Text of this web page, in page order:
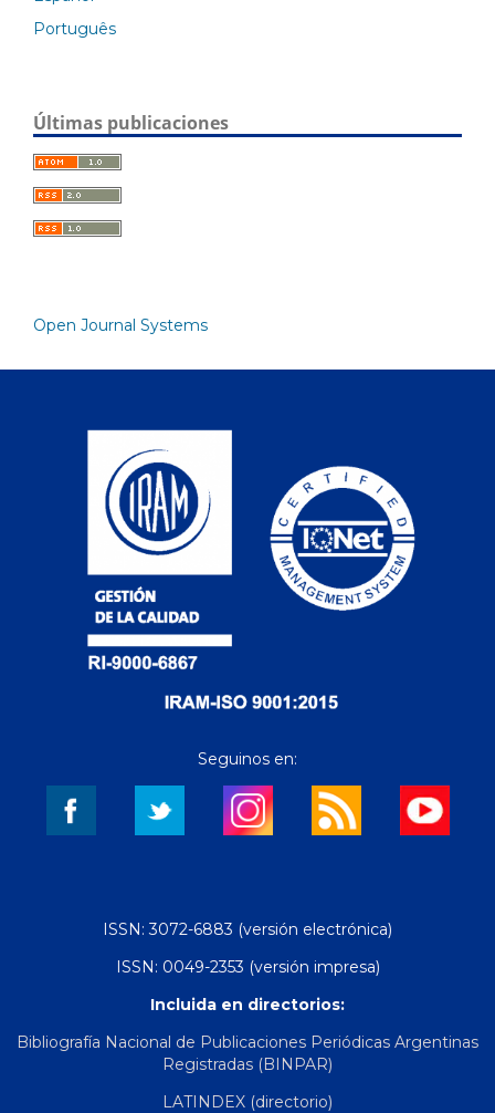
Português
Últimas publicaciones
Open Journal Systems
Seguinos en:
ISSN: 3072-6883 (versión electrónica)
ISSN: 0049-2353 (versión impresa)
Incluida en directorios:
Bibliografía Nacional de Publicaciones Periódicas Argentinas
Registradas (BINPAR)
LATINDEX (directorio)